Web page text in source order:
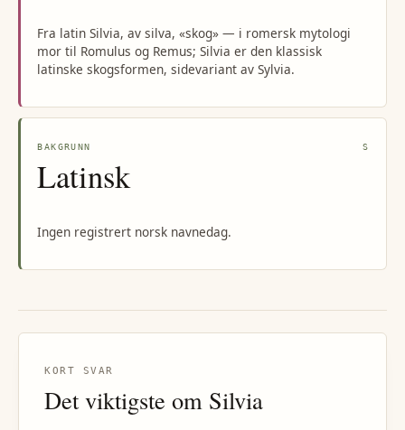
Fra latin Silvia, av silva, «skog» — i romersk mytologi
mor til Romulus og Remus; Silvia er den klassisk
latinske skogsformen, sidevariant av Sylvia.
BAKGRUNN S
Latinsk
Ingen registrert norsk navnedag.
KORT SVAR
Det viktigste om Silvia